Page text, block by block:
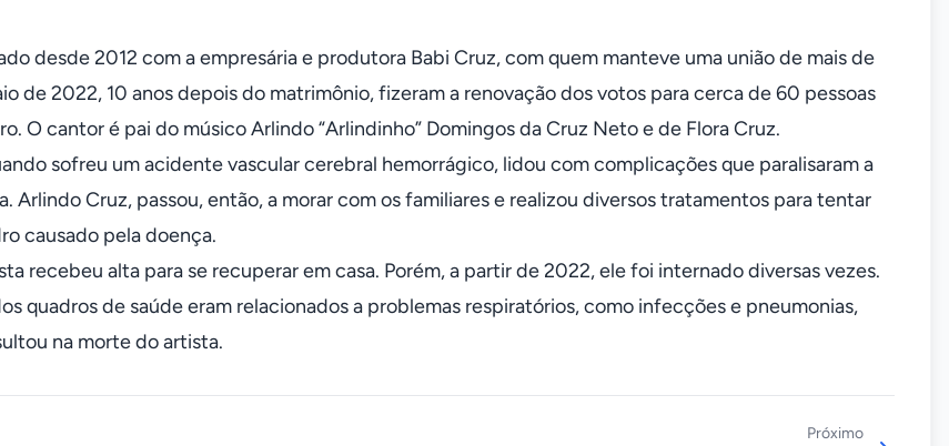
desde 2012 com a empresária e produtora Babi Cruz, com quem manteve uma união de mais de
de 2022, 10 anos depois do matrimônio, fizeram a renovação dos votos para cerca de 60 pessoas
O cantor é pai do músico Arlindo “Arlindinho” Domingos da Cruz Neto e de Flora Cruz.
sofreu um acidente vascular cerebral hemorrágico, lidou com complicações que paralisaram a
Arlindo Cruz, passou, então, a morar com os familiares e realizou diversos tratamentos para tentar
causado pela doença.
recebeu alta para se recuperar em casa. Porém, a partir de 2022, ele foi internado diversas vezes.
quadros de saúde eram relacionados a problemas respiratórios, como infecções e pneumonias,
na morte do artista.
Próximo